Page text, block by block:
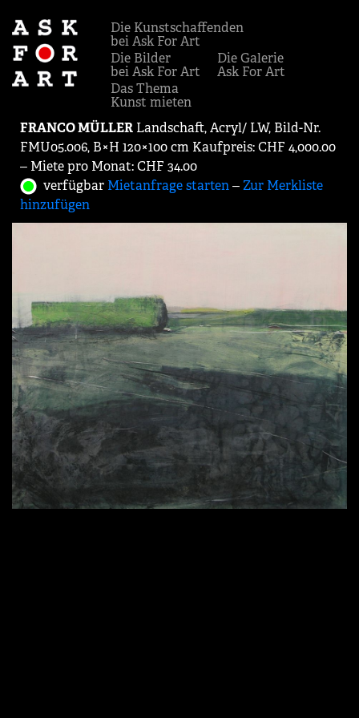
Die Kunstschaffenden
bei Ask For Art
Die Bilder
bei Ask For Art
Die Galerie
Ask For Art
Das Thema
Kunst mieten
FRANCO MÜLLER Landschaft, Acryl/ LW, Bild-Nr.
FMU05.006, B×H 120×100 cm Kaufpreis: CHF 4,000.00
‒ Miete pro Monat: CHF 34.00
verfügbar Mietanfrage starten‒Zur Merkliste
hinzufügen